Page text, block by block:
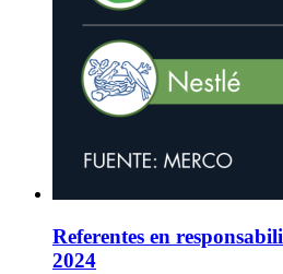
Referentes en
2024